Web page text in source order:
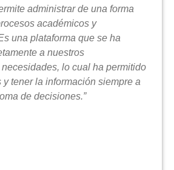
administrar de una forma
académicos y
una plataforma que se ha
a nuestros
lo cual ha permitido
tener la información siempre a
de decisiones.”